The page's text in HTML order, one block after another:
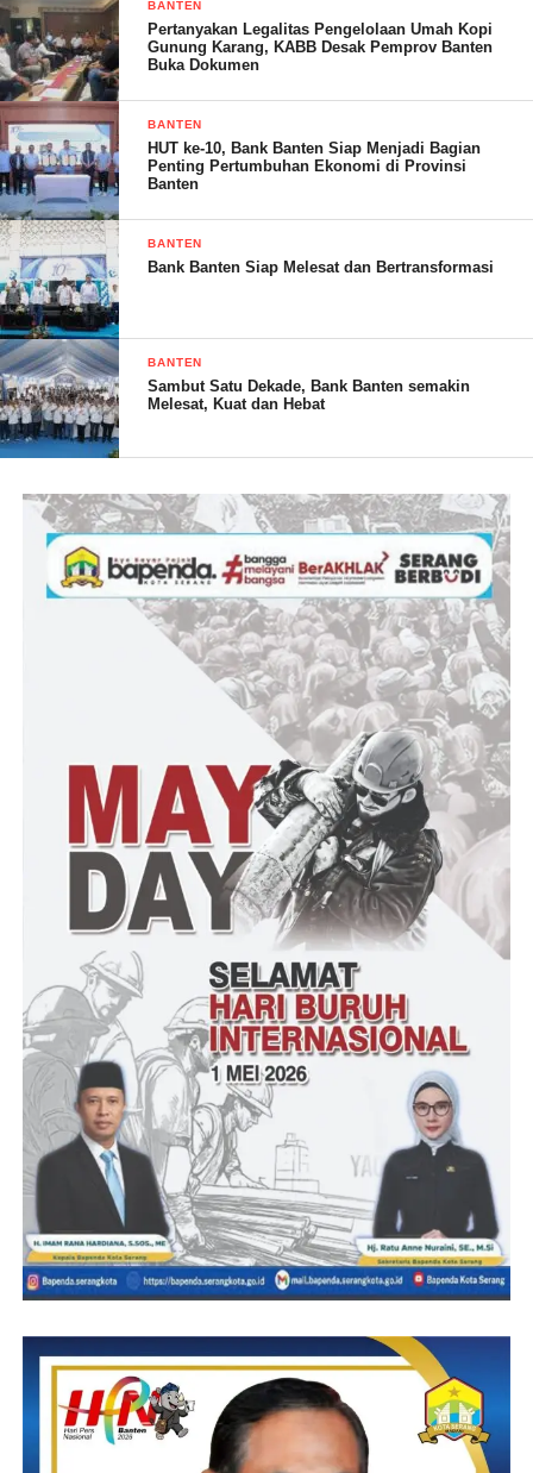
BANTEN
Pertanyakan Legalitas Pengelolaan Umah Kopi
Gunung Karang, KABB Desak Pemprov Banten
Buka Dokumen
BANTEN
HUT ke-10, Bank Banten Siap Menjadi Bagian
Penting Pertumbuhan Ekonomi di Provinsi
Banten
BANTEN
Bank Banten Siap Melesat dan Bertransformasi
BANTEN
Sambut Satu Dekade, Bank Banten semakin
Melesat, Kuat dan Hebat